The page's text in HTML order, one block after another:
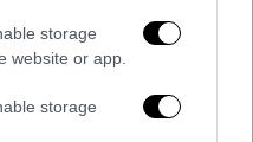
storage
website or app.
storage